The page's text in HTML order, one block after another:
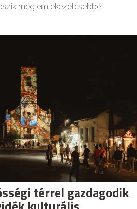
még emlékezetesebbé.
térrel gazdagodik